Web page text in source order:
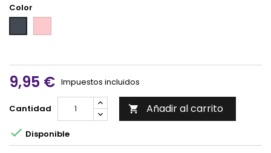
Color
9,95 € Impuestos incluidos
Cantidad  Añadir al carrito
 Disponible